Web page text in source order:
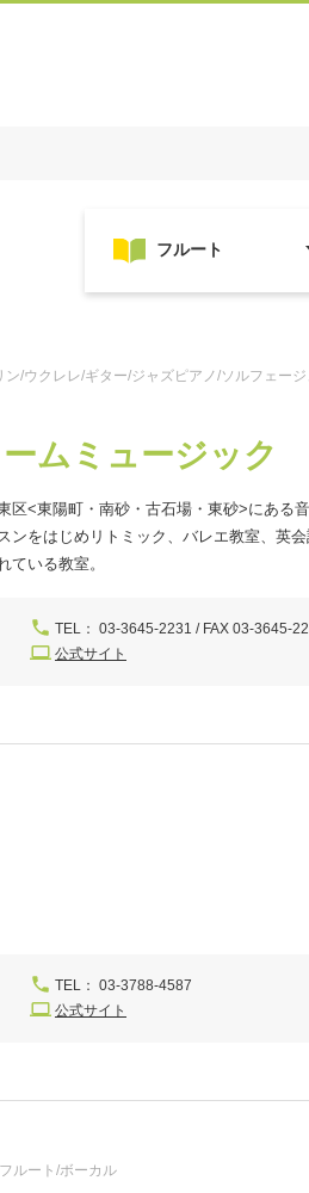
ン/ウクレレ/ギター/ジャズピアノ/ソルフェー
ームミュージック
区<東陽町・南砂・古石場・東砂>にある
ンをはじめリトミック、バレエ教室、英
ている教室。
TEL： 03-3645-2231 / FAX 03-3645-
公式サイト
TEL： 03-3788-4587
公式サイト
ルート/ボーカル